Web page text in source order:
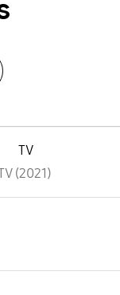
TV
(2021)